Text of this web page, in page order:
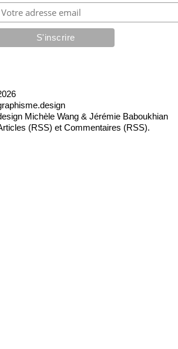
Michèle Wang & Jérémie Baboukhian
(RSS) et Commentaires (RSS).